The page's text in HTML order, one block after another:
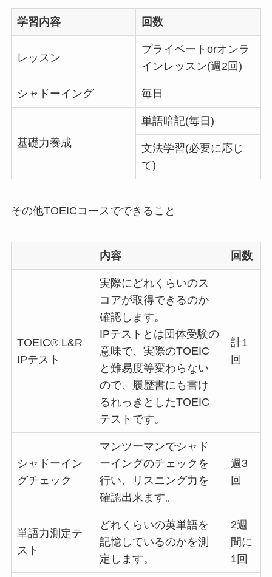
学習内容 回数
レッスン
プライベートorオンラ
インレッスン(週2回)
シャドーイング 毎日
基礎力養成
単語暗記(毎日)
文法学習(必要に応じ
て)
その他TOEICコースでできること
内容 回数
TOEIC® L&R
IPテスト
実際にどれくらいのス
コアが取得できるのか
確認します。
IPテストとは団体受験の
意味で、実際のTOEIC
と難易度等変わらない
ので、履歴書にも書け
るれっきとしたTOEIC
テストです。
計1
回
シャドーイン
グチェック
マンツーマンでシャド
ーイングのチェックを
行い、リスニング力を
確認出来ます。
週3
回
単語力測定テ
スト
どれくらいの英単語を
記憶しているのかを測
定します。
2週
間に
1回